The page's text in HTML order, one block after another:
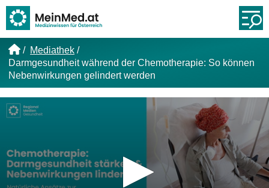
Mediathek
Darmgesundheit während der Chemotherapie: So können
Nebenwirkungen gelindert werden